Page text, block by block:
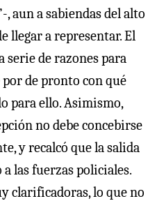
aun a sabiendas del alto
llegar a representar. El
de razones para
de pronto con qué
para ello. Asimismo,
no debe concebirse
y recalcó que la salida
las fuerzas policiales.
clarificadoras, lo que no